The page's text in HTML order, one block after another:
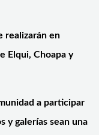
realizarán en
Elqui, Choapa y
a participar
y galerías sean una